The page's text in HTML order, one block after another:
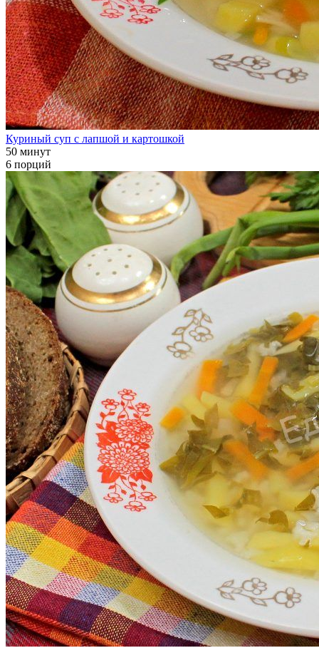
Куриный суп с лапшой и картошкой
50 минут
6 порций